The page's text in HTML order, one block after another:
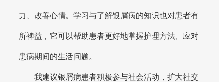
力、改善心情。学习与了解银屑病的知识也对患者有
所裨益，它可以帮助患者更好地掌握护理方法、应对
患病期间的生活问题。
我建议银屑病患者积极参与社会活动，扩大社交